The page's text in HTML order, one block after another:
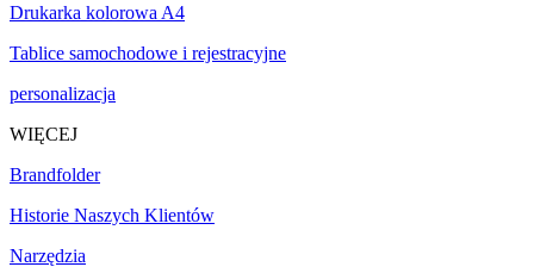
Drukarka kolorowa A4
Tablice samochodowe i rejestracyjne
personalizacja
WIĘCEJ
Brandfolder
Historie Naszych Klientów
Narzędzia